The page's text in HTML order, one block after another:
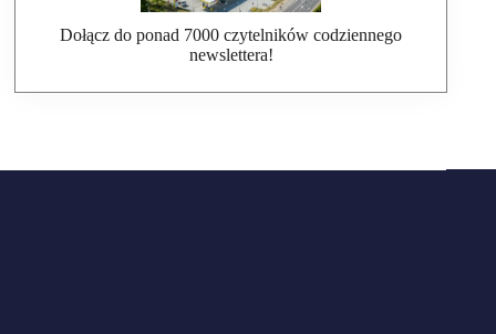
Dołącz do ponad 7000 czytelników codziennego
newslettera!